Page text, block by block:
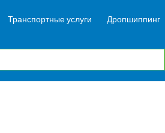
Транспортные услуги Дропшиппинг